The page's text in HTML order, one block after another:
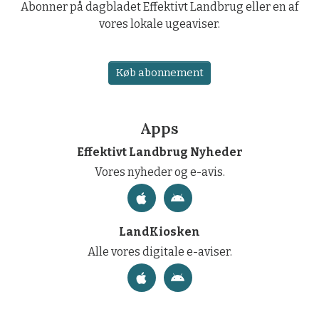
Abonner på dagbladet Effektivt Landbrug eller en af
vores lokale ugeaviser.
Køb abonnement
Apps
Effektivt Landbrug Nyheder
Vores nyheder og e-avis.
LandKiosken
Alle vores digitale e-aviser.